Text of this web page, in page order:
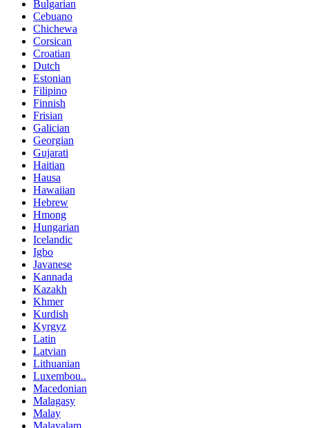
Bulgarian
Cebuano
Chichewa
Corsican
Croatian
Dutch
Estonian
Filipino
Finnish
Frisian
Galician
Georgian
Gujarati
Haitian
Hausa
Hawaiian
Hebrew
Hmong
Hungarian
Icelandic
Igbo
Javanese
Kannada
Kazakh
Khmer
Kurdish
Kyrgyz
Latin
Latvian
Lithuanian
Luxembou..
Macedonian
Malagasy
Malay